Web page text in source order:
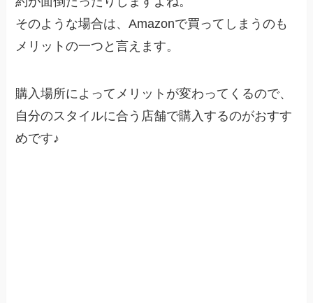
そのような場合は、Amazonで買ってしまうのも
メリットの一つと言えます。
購入場所によってメリットが変わってくるので、
自分のスタイルに合う店舗で購入するのがおすす
めです♪